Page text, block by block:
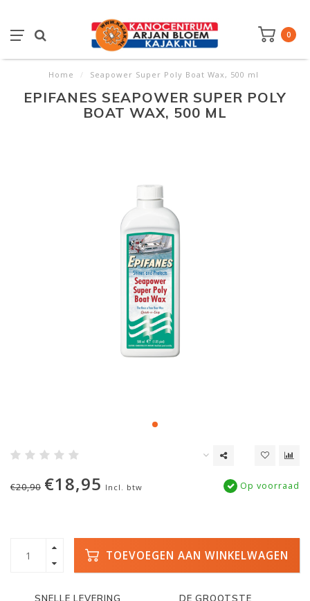
0
Home / Seapower Super Poly Boat Wax, 500 ml
EPIFANES SEAPOWER SUPER POLY
BOAT WAX, 500 ML
€20,90 €18,95 Incl. btw Op voorraad
TOEVOEGEN AAN WINKELWAGEN
SNELLE LEVERING
DE GROOTSTE